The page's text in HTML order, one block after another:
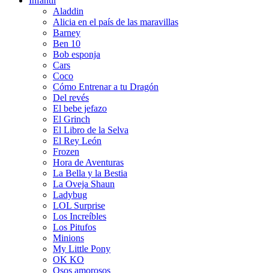
Aladdin
Alicia en el país de las maravillas
Barney
Ben 10
Bob esponja
Cars
Coco
Cómo Entrenar a tu Dragón
Del revés
El bebe jefazo
El Grinch
El Libro de la Selva
El Rey León
Frozen
Hora de Aventuras
La Bella y la Bestia
La Oveja Shaun
Ladybug
LOL Surprise
Los Increíbles
Los Pitufos
Minions
My Little Pony
OK KO
Osos amorosos